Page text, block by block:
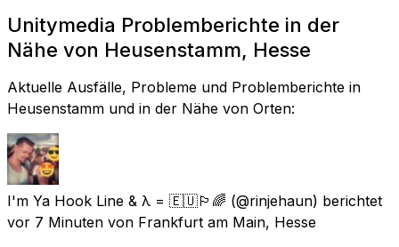
Unitymedia Problemberichte in der
Nähe von Heusenstamm, Hesse
Aktuelle Ausfälle, Probleme und Problemberichte in
Heusenstamm und in der Nähe von Orten:
I'm Ya Hook Line & λ = 🇪🇺🏳️‍🌈 (@rinjehaun) berichtet
vor 7 Minuten von Frankfurt am Main, Hesse